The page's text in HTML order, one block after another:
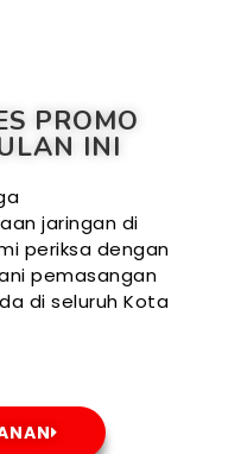
PROMO
INI
jaringan di
periksa dengan
pemasangan
di seluruh Kota